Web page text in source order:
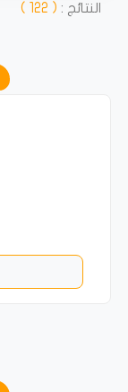
النتائج : ( 122 )